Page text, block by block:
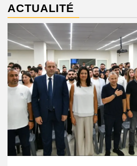
ACTUALITÉ